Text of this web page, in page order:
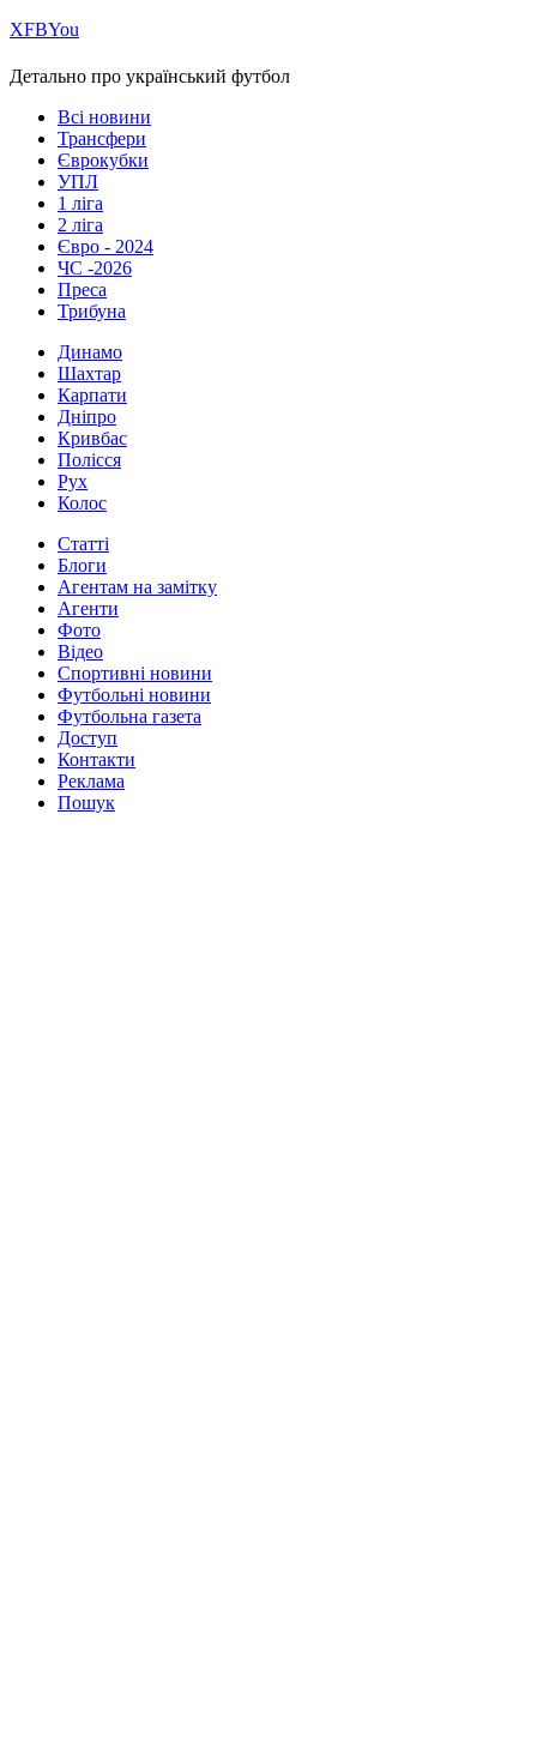
ХFBYou
Детально про український футбол
Всі новини
Трансфери
Єврокубки
УПЛ
1 ліга
2 ліга
Євро - 2024
ЧС -2026
Преса
Трибуна
Динамо
Шахтар
Карпати
Дніпро
Кривбас
Полісся
Рух
Колос
Статті
Блоги
Агентам на замітку
Агенти
Фото
Відео
Спортивні новини
Футбольні новини
Футбольна газета
Доступ
Контакти
Реклама
Пошук